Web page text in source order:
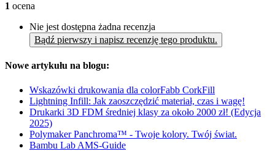
1 ocena
Nie jest dostępna żadna recenzja
Bądź pierwszy i napisz recenzję tego produktu.
Nowe artykułu na blogu:
Wskazówki drukowania dla colorFabb CorkFill
Lightning Infill: Jak zaoszczędzić materiał, czas i wagę!
Drukarki 3D FDM średniej klasy za około 2000 zł! (Edycja
2025)
Polymaker Panchroma™ - Twoje kolory. Twój świat.
Bambu Lab AMS-Guide